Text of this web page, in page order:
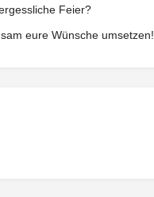
Feier?
eure Wünsche umsetzen!